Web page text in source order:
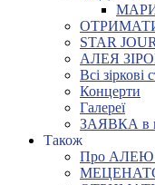
STAR
АЛЕЯ
Всі зіркові
Концерти
Галереї
ЗАЯВКА в
Також
Про АЛЕЮ